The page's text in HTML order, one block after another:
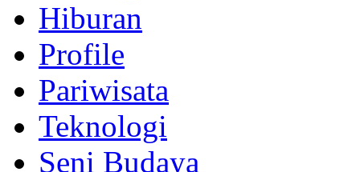
Hiburan
Profile
Pariwisata
Teknologi
Seni Budaya